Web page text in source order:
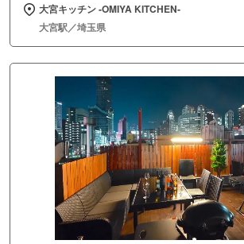
大宮キッチン ‐OMIYA KITCHEN‐
大宮駅／埼玉県